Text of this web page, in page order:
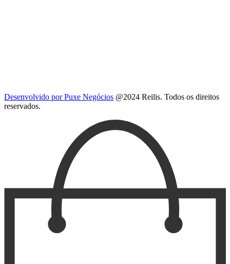
Desenvolvido por Puxe Negócios @2024 Reilis. Todos os direitos
reservados.